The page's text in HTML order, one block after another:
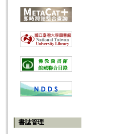
書誌管理